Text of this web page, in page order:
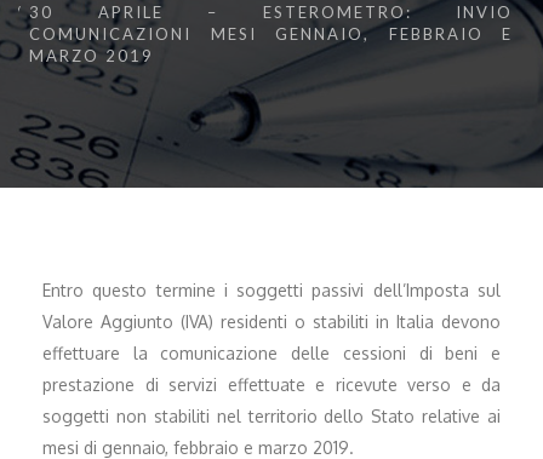
30 APRILE – ESTEROMETRO: INVIO
COMUNICAZIONI MESI GENNAIO, FEBBRAIO E
MARZO 2019
Entro questo termine i soggetti passivi dell’Imposta sul
Valore Aggiunto (IVA) residenti o stabiliti in Italia devono
effettuare la comunicazione delle cessioni di beni e
prestazione di servizi effettuate e ricevute verso e da
soggetti non stabiliti nel territorio dello Stato relative ai
mesi di gennaio, febbraio e marzo 2019.